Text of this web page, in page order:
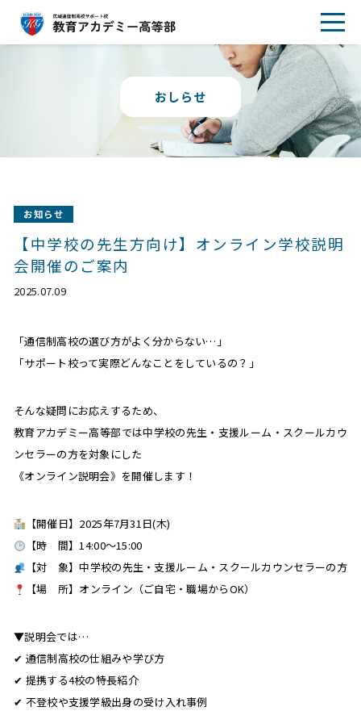
おしらせ
お知らせ
【中学校の先生方向け】オンライン学校説明
会開催のご案内
2025.07.09
「通信制高校の選び方がよく分からない…」
「サポート校って実際どんなことをしているの？」
そんな疑問にお応えするため、
教育アカデミー高等部では中学校の先生・支援ルーム・スクールカウ
ンセラーの方を対象にした
《オンライン説明会》を開催します！
【開催日】2025年7月31日(木)
【時 間】14:00〜15:00
【対 象】中学校の先生・支援ルーム・スクールカウンセラーの方
【場 所】オンライン（ご自宅・職場からOK）
▼説明会では…
✔ 通信制高校の仕組みや学び方
✔ 提携する4校の特長紹介
✔ 不登校や支援学級出身の受け入れ事例